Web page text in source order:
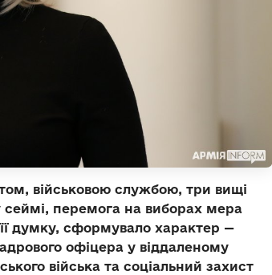
військовою службою, три вищі
сеймі, перемога на виборах мера
думку, сформувало характер —
офіцера у віддаленому
війська та соціальний захист